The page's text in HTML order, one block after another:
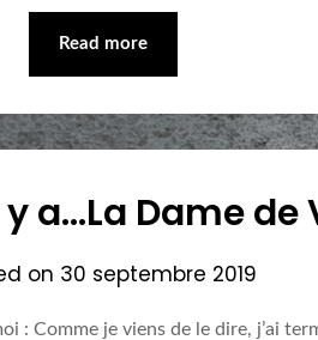
Read more
a…La Dame de
on 30 septembre 2019
: Comme je viens de le dire, j’ai